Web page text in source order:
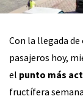
Con la llegada de
pasajeros hoy,
el punto más
fructífera